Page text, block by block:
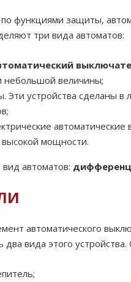
функциями защиты,
три вида автоматов:
небольшой величины;
Эти устройства сделаны
высокой мощности.
автоматов:
автоматического
два вида этого